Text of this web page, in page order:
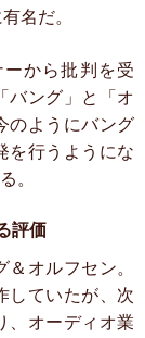
名だ。
から批判を受
バング」と「オ
のようにバング
を行うようにな
。
評価
オルフセン。
していたが、次
、オーディオ業